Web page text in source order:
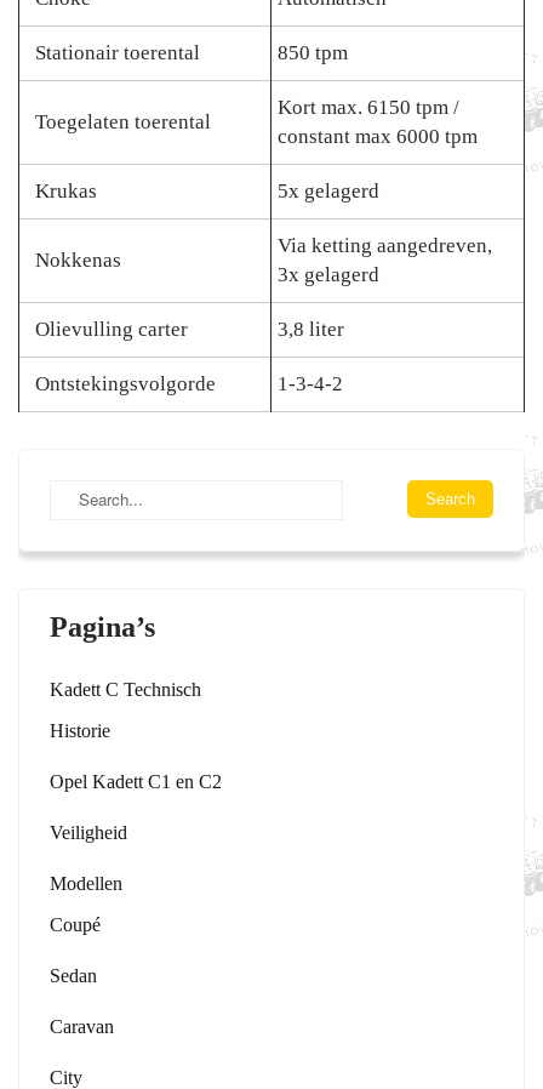
Stationair toerental 850 tpm
Toegelaten toerental
Kort max. 6150 tpm /
constant max 6000 tpm
Krukas 5x gelagerd
Nokkenas
Via ketting aangedreven,
3x gelagerd
Olievulling carter 3,8 liter
Ontstekingsvolgorde 1-3-4-2
Pagina’s
Kadett C Technisch
Historie
Opel Kadett C1 en C2
Veiligheid
Modellen
Coupé
Sedan
Caravan
City